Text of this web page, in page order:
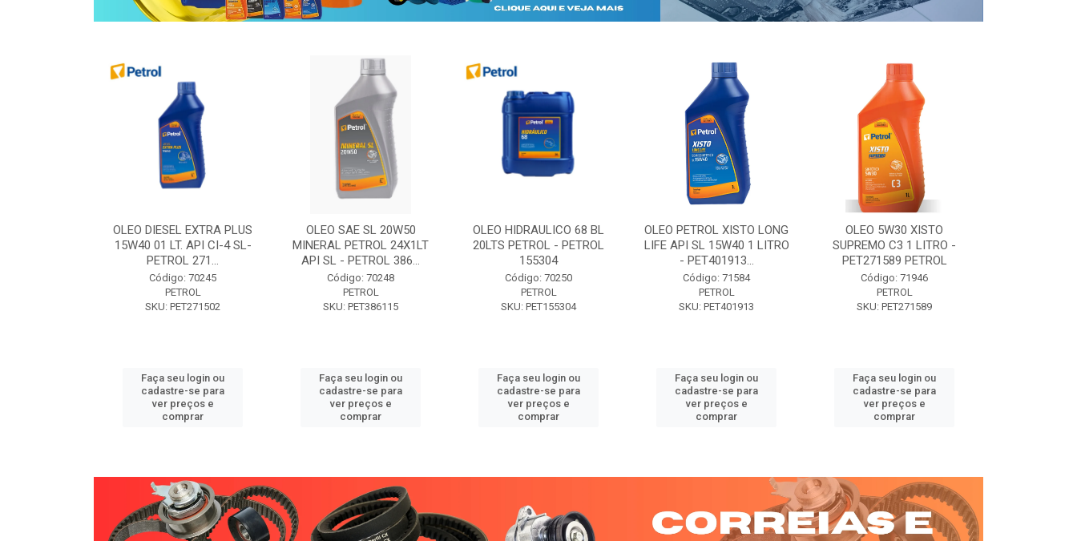
OLEO DIESEL EXTRA PLUS
15W40 01 LT. API CI-4 SL-
PETROL 271...
Código: 70245
PETROL
SKU: PET271502
Faça seu login ou
cadastre-se para
ver preços e
comprar
OLEO SAE SL 20W50
MINERAL PETROL 24X1LT
API SL - PETROL 386...
Código: 70248
PETROL
SKU: PET386115
Faça seu login ou
cadastre-se para
ver preços e
comprar
OLEO HIDRAULICO 68 BL
20LTS PETROL - PETROL
155304
Código: 70250
PETROL
SKU: PET155304
Faça seu login ou
cadastre-se para
ver preços e
comprar
OLEO PETROL XISTO LONG
LIFE API SL 15W40 1 LITRO
- PET401913...
Código: 71584
PETROL
SKU: PET401913
Faça seu login ou
cadastre-se para
ver preços e
comprar
OLEO 5W30 XISTO
SUPREMO C3 1 LITRO -
PET271589 PETROL
Código: 71946
PETROL
SKU: PET271589
Faça seu login ou
cadastre-se para
ver preços e
comprar